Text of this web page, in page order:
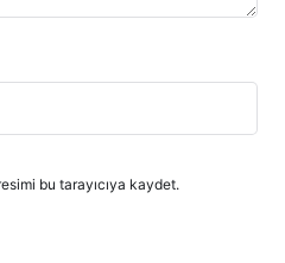
bu tarayıcıya kaydet.